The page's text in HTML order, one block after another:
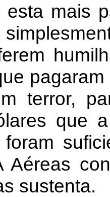
esta mais
terror,
que
Aéreas
sustenta.